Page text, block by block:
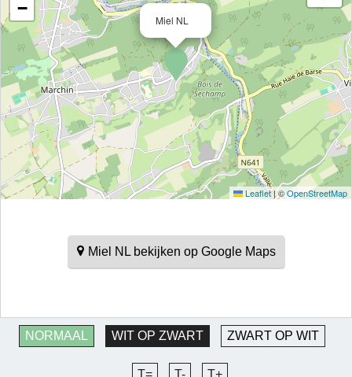
Miel NL
−
Leaflet|©OpenStreetMap
Miel NL bekijken op Google Maps
NORMAAL WIT OP ZWART ZWART OP WIT